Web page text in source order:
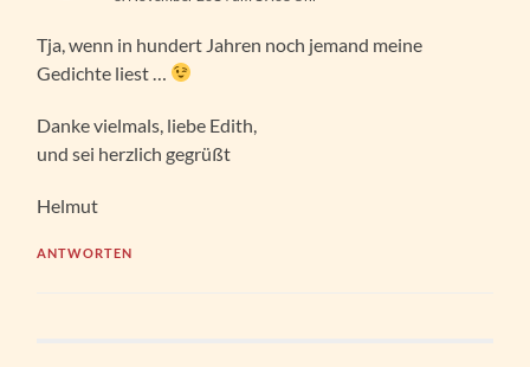
Tja, wenn in hundert Jahren noch jemand meine
Gedichte liest …
Danke vielmals, liebe Edith,
und sei herzlich gegrüßt
Helmut
ANTWORTEN